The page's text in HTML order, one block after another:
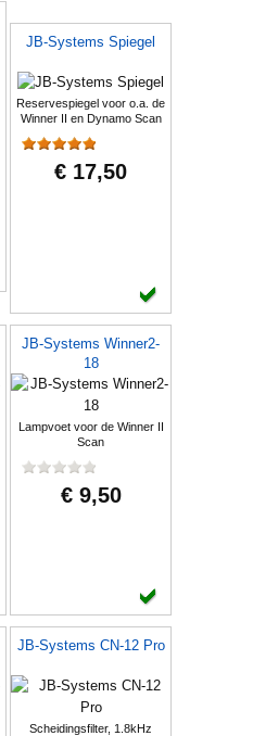
JB-Systems Spiegel
Reservespiegel voor o.a. de
Winner II en Dynamo Scan
€ 17,50
JB-Systems Winner2-
18
Lampvoet voor de Winner II
Scan
€ 9,50
JB-Systems CN-12 Pro
Scheidingsfilter, 1.8kHz